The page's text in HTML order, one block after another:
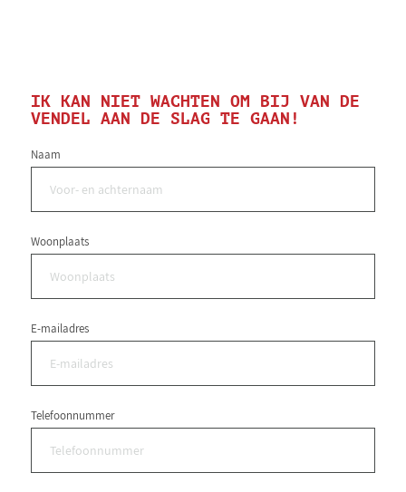
IK KAN NIET WACHTEN OM BIJ VAN DE
VENDEL AAN DE SLAG TE GAAN!
Naam
Woonplaats
E-mailadres
Telefoonnummer